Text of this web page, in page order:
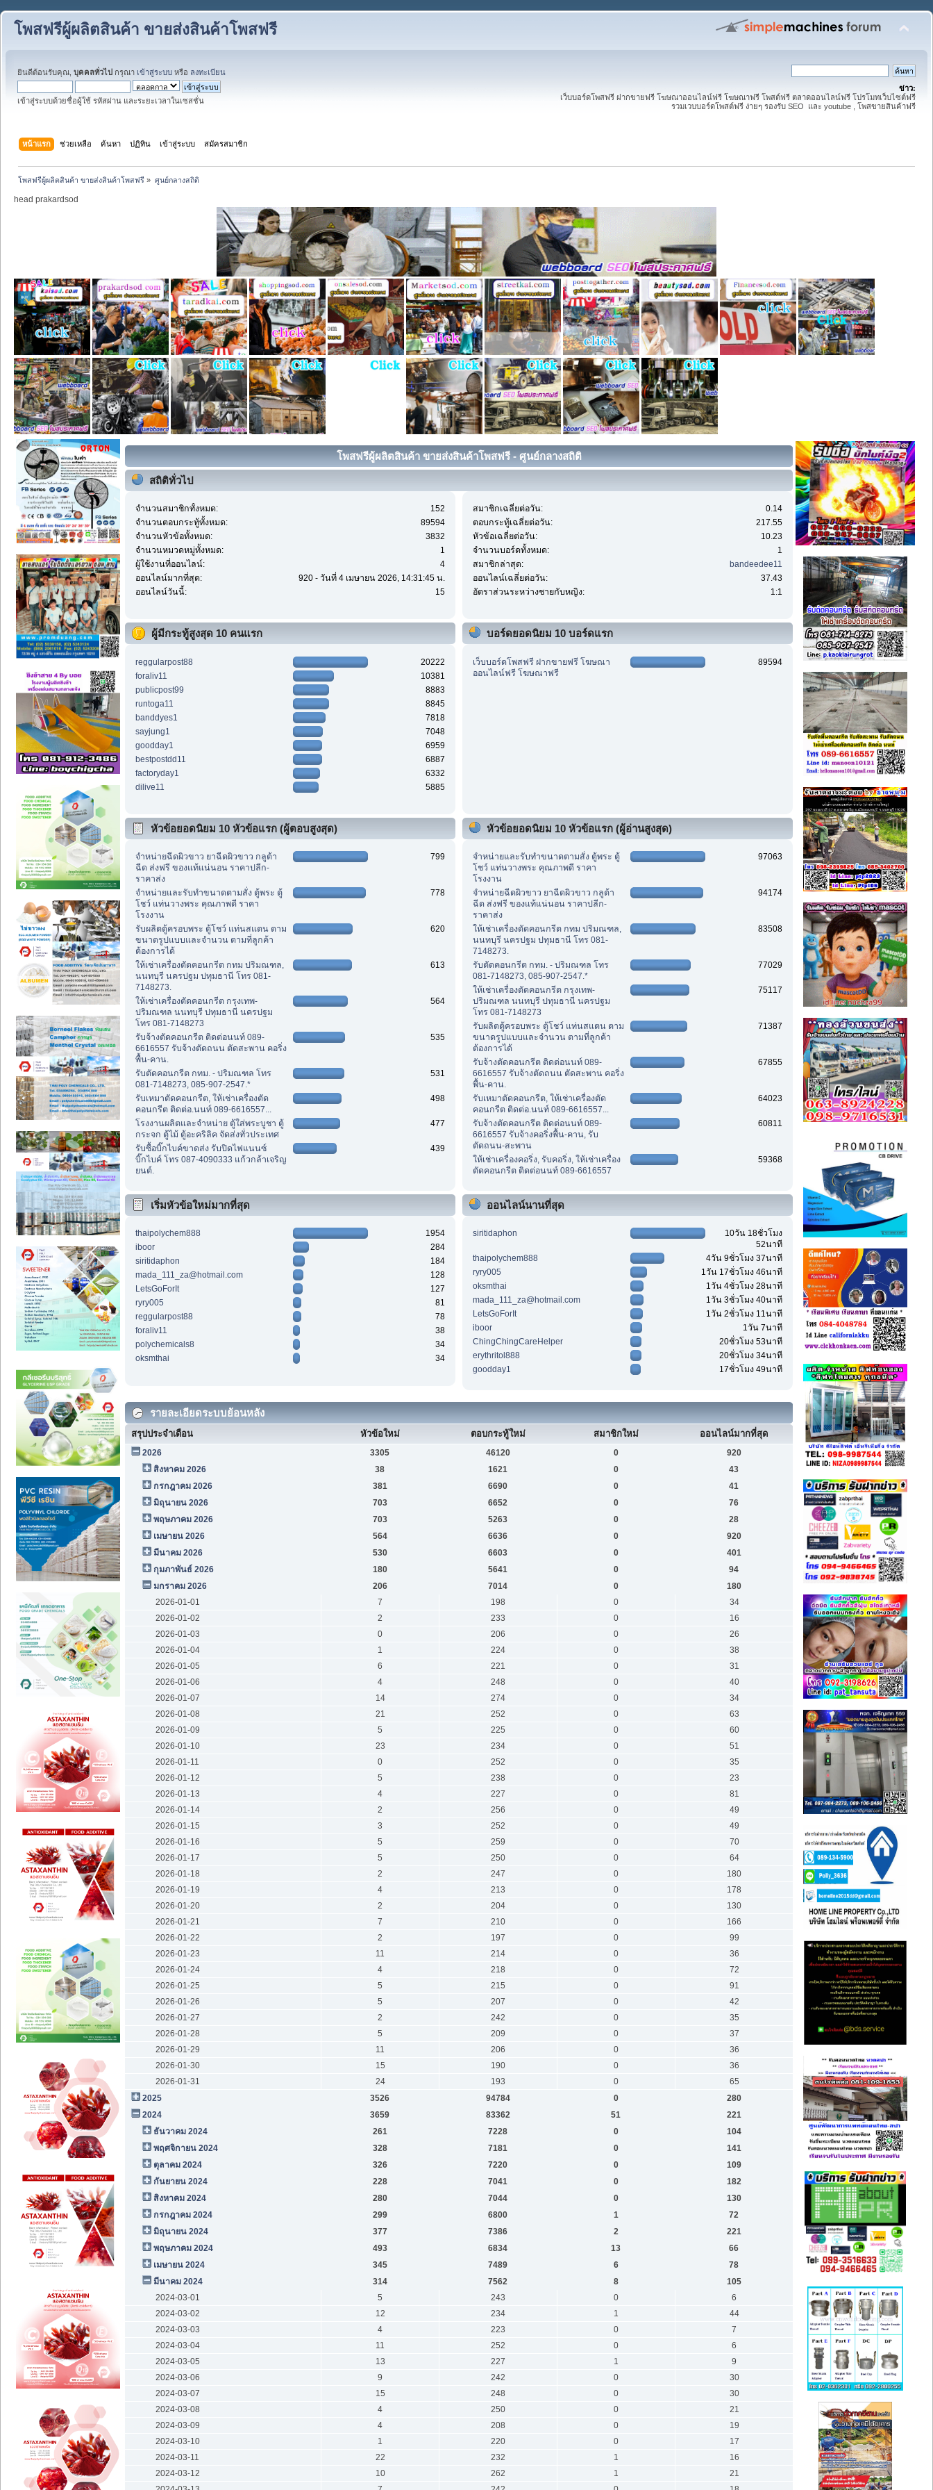
โพสฟรีผู้ผลิตสินค้า ขายส่งสินค้าโพสฟรี
ยินดีต้อนรับคุณ, บุคคลทั่วไป กรุณา เข้าสู่ระบบ หรือ ลงทะเบียน
เข้าสู่ระบบด้วยชื่อผู้ใช้ รหัสผ่าน และระยะเวลาในเซสชั่น
ข่าว:
เว็บบอร์ดโพสฟรี ฝากขายฟรี โฆษณาออนไลน์ฟรี โฆษณาฟรี โพสต์ฟรี ตลาดออนไลน์ฟรี โปรโมทเว็บไซต์ฟรี
รวมเวบบอร์ดโพสต์ฟรี ง่ายๆ รองรับ SEO และ youtube , โพสขายสินค้าฟรี
หน้าแรก ช่วยเหลือ ค้นหา ปฏิทิน เข้าสู่ระบบ สมัครสมาชิก
โพสฟรีผู้ผลิตสินค้า ขายส่งสินค้าโพสฟรี » ศูนย์กลางสถิติ
head prakardsod
โพสฟรีผู้ผลิตสินค้า ขายส่งสินค้าโพสฟรี - ศูนย์กลางสถิติ
สถิติทั่วไป
จำนวนสมาชิกทั้งหมด:
152
จำนวนตอบกระทู้ทั้งหมด:
89594
จำนวนหัวข้อทั้งหมด:
3832
จำนวนหมวดหมู่ทั้งหมด:
1
ผู้ใช้งานที่ออนไลน์:
4
ออนไลน์มากที่สุด:
920 - วันที่ 4 เมษายน 2026, 14:31:45 น.
ออนไลน์วันนี้:
15
สมาชิกเฉลี่ยต่อวัน:
0.14
ตอบกระทู้เฉลี่ยต่อวัน:
217.55
หัวข้อเฉลี่ยต่อวัน:
10.23
จำนวนบอร์ดทั้งหมด:
1
สมาชิกล่าสุด:
bandeedee11
ออนไลน์เฉลี่ยต่อวัน:
37.43
อัตราส่วนระหว่างชายกับหญิง:
1:1
ผู้มีกระทู้สูงสุด 10 คนแรก
reggularpost88
20222
foraliv11
10381
publicpost99
8883
runtoga11
8845
banddyes1
7818
sayjung1
7048
goodday1
6959
bestpostdd11
6887
factoryday1
6332
dilive11
5885
บอร์ดยอดนิยม 10 บอร์ดแรก
เว็บบอร์ดโพสฟรี ฝากขายฟรี โฆษณา
ออนไลน์ฟรี โฆษณาฟรี
89594
หัวข้อยอดนิยม 10 หัวข้อแรก (ผู้ตอบสูงสุด)
จำหน่ายฉีดผิวขาว ยาฉีดผิวขาว กลูต้า
ฉีด ส่งฟรี ของแท้แน่นอน ราคาปลีก-
ราคาส่ง
799
จำหน่ายและรับทำขนาดตามสั่ง ตู้พระ ตู้
โชว์ แท่นวางพระ คุณภาพดี ราคา
โรงงาน
778
รับผลิตตู้ครอบพระ ตู้โชว์ แท่นสแตน ตาม
ขนาดรูปแบบและจำนวน ตามที่ลูกค้า
ต้องการได้
620
ให้เช่าเครื่องตัดคอนกรีต กทม ปริมณฑล,
นนทบุรี นครปฐม ปทุมธานี โทร 081-
7148273.
613
ให้เช่าเครื่องตัดคอนกรีต กรุงเทพ-
ปริมณฑล นนทบุรี ปทุมธานี นครปฐม
โทร 081-7148273
564
รับจ้างตัดคอนกรีต ติดต่อนนท์ 089-
6616557 รับจ้างตัดถนน ตัดสะพาน คอริ่ง
พื้น-คาน.
535
รับตัดคอนกรีต กทม. - ปริมณฑล โทร
081-7148273, 085-907-2547.*
531
รับเหมาตัดคอนกรีต, ให้เช่าเครื่องตัด
คอนกรีต ติดต่อ.นนท์ 089-6616557...
498
โรงงานผลิตและจำหน่าย ตู้ใส่พระบูชา ตู้
กระจก ตู้ไม้ ตู้อะคริลิค จัดส่งทั่วประเทศ
477
รับซื้อบิ๊กไบค์ขาดส่ง รับปิดไฟแนนซ์
บิ๊กไบค์ โทร 087-4090333 แก้วกล้าเจริญ
ยนต์.
439
หัวข้อยอดนิยม 10 หัวข้อแรก (ผู้อ่านสูงสุด)
จำหน่ายและรับทำขนาดตามสั่ง ตู้พระ ตู้
โชว์ แท่นวางพระ คุณภาพดี ราคา
โรงงาน
97063
จำหน่ายฉีดผิวขาว ยาฉีดผิวขาว กลูต้า
ฉีด ส่งฟรี ของแท้แน่นอน ราคาปลีก-
ราคาส่ง
94174
ให้เช่าเครื่องตัดคอนกรีต กทม ปริมณฑล,
นนทบุรี นครปฐม ปทุมธานี โทร 081-
7148273.
83508
รับตัดคอนกรีต กทม. - ปริมณฑล โทร
081-7148273, 085-907-2547.*
77029
ให้เช่าเครื่องตัดคอนกรีต กรุงเทพ-
ปริมณฑล นนทบุรี ปทุมธานี นครปฐม
โทร 081-7148273
75117
รับผลิตตู้ครอบพระ ตู้โชว์ แท่นสแตน ตาม
ขนาดรูปแบบและจำนวน ตามที่ลูกค้า
ต้องการได้
71387
รับจ้างตัดคอนกรีต ติดต่อนนท์ 089-
6616557 รับจ้างตัดถนน ตัดสะพาน คอริ่ง
พื้น-คาน.
67855
รับเหมาตัดคอนกรีต, ให้เช่าเครื่องตัด
คอนกรีต ติดต่อ.นนท์ 089-6616557...
64023
รับจ้างตัดคอนกรีต ติดต่อนนท์ 089-
6616557 รับจ้างคอริ่งพื้น-คาน, รับ
ตัดถนน-สะพาน
60811
ให้เช่าเครื่องคอริ่ง, รับคอริ่ง, ให้เช่าเครื่อง
ตัดคอนกรีต ติดต่อนนท์ 089-6616557
59368
เริ่มหัวข้อใหม่มากที่สุด
thaipolychem888
1954
iboor
284
siritidaphon
184
mada_111_za@hotmail.com
128
LetsGoForIt
127
ryry005
81
reggularpost88
78
foraliv11
38
polychemicals8
34
oksmthai
34
ออนไลน์นานที่สุด
siritidaphon
10วัน 18ชั่วโมง
52นาที
thaipolychem888
4วัน 9ชั่วโมง 37นาที
ryry005
1วัน 17ชั่วโมง 46นาที
oksmthai
1วัน 4ชั่วโมง 28นาที
mada_111_za@hotmail.com
1วัน 3ชั่วโมง 40นาที
LetsGoForIt
1วัน 2ชั่วโมง 11นาที
iboor
1วัน 7นาที
ChingChingCareHelper
20ชั่วโมง 53นาที
erythritol888
20ชั่วโมง 34นาที
goodday1
17ชั่วโมง 49นาที
รายละเอียดระบบย้อนหลัง
สรุปประจำเดือน หัวข้อใหม่ ตอบกระทู้ใหม่ สมาชิกใหม่ ออนไลน์มากที่สุด
2026 3305 46120 0
920
สิงหาคม 2026
38 1621 0
43
กรกฎาคม 2026
381 6690 0
41
มิถุนายน 2026
703 6652 0
76
พฤษภาคม 2026
703 5263 0
28
เมษายน 2026
564 6636 0
920
มีนาคม 2026
530 6603 0
401
กุมภาพันธ์ 2026
180 5641 0
94
มกราคม 2026
206 7014 0
180
2026-01-01
7 198 0
34
2026-01-02
2 233 0
16
2026-01-03
0 206 0
26
2026-01-04
1 224 0
38
2026-01-05
6 221 0
31
2026-01-06
4 248 0
40
2026-01-07
14 274 0
34
2026-01-08
21 252 0
63
2026-01-09
5 225 0
60
2026-01-10
23 234 0
51
2026-01-11
0 252 0
35
2026-01-12
5 238 0
23
2026-01-13
4 227 0
81
2026-01-14
2 256 0
49
2026-01-15
3 252 0
49
2026-01-16
5 259 0
70
2026-01-17
5 250 0
64
2026-01-18
2 247 0
180
2026-01-19
4 213 0
178
2026-01-20
2 204 0
130
2026-01-21
7 210 0
166
2026-01-22
2 197 0
99
2026-01-23
11 214 0
36
2026-01-24
4 218 0
72
2026-01-25
5 215 0
91
2026-01-26
5 207 0
42
2026-01-27
2 242 0
35
2026-01-28
5 209 0
37
2026-01-29
11 206 0
36
2026-01-30
15 190 0
36
2026-01-31
24 193 0
65
2025
3526 94784 0
280
2024
3659 83362 51
221
ธันวาคม 2024
261 7228 0
104
พฤศจิกายน 2024
328 7181 0
141
ตุลาคม 2024
326 7220 0
109
กันยายน 2024
228 7041 0
182
สิงหาคม 2024
280 7044 0
130
กรกฎาคม 2024
299 6800 1
72
มิถุนายน 2024
377 7386 2
221
พฤษภาคม 2024
493 6834 13
66
เมษายน 2024
345 7489 6
78
มีนาคม 2024
314 7562 8
105
2024-03-01
5 243 0
6
2024-03-02
12 234 1
44
2024-03-03
4 223 0
7
2024-03-04
11 252 0
6
2024-03-05
13 227 1
9
2024-03-06
9 242 0
30
2024-03-07
15 248 0
30
2024-03-08
4 250 0
21
2024-03-09
4 208 0
19
2024-03-10
1 220 0
17
2024-03-11
22 232 1
16
2024-03-12
10 262 1
21